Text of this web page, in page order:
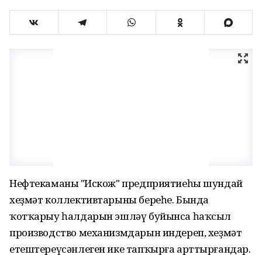
Нефтекаманың "Искож" предприятиеһы шундай
хеҙмәт коллективтарыны береһе. Бында
ҡотҡарыу һалдарын эшләү буйынса һаҡсыл
производство механизмдарын индереп, хеҙмәт
етештереүсәнлеген ике тапҡырға арттырғандар.